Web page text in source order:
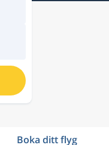
Boka ditt flyg